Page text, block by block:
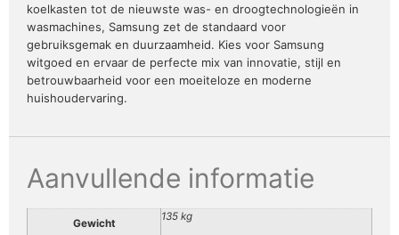
koelkasten tot de nieuwste was- en droogtechnologieën in
wasmachines, Samsung zet de standaard voor
gebruiksgemak en duurzaamheid. Kies voor Samsung
witgoed en ervaar de perfecte mix van innovatie, stijl en
betrouwbaarheid voor een moeiteloze en moderne
huishoudervaring.
Aanvullende informatie
Gewicht
135 kg